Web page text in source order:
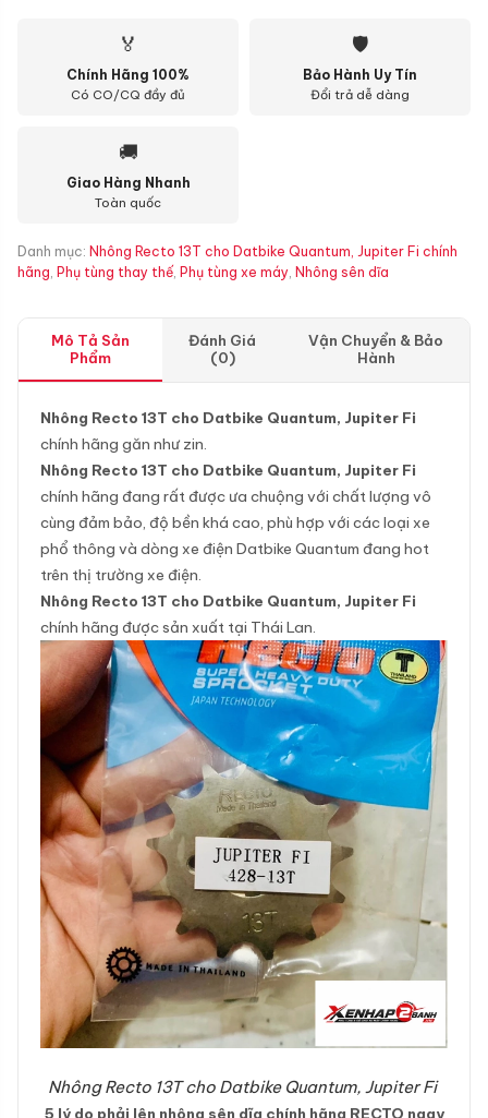
🏅
Chính Hãng 100%
Có CO/CQ đầy đủ
🛡
Bảo Hành Uy Tín
Đổi trả dễ dàng
🚚
Giao Hàng Nhanh
Toàn quốc
Danh mục: Nhông Recto 13T cho Datbike Quantum, Jupiter Fi chính
hãng, Phụ tùng thay thế, Phụ tùng xe máy, Nhông sên dĩa
Mô Tả Sản
Phẩm
Đánh Giá
(0)
Vận Chuyển & Bảo
Hành
Nhông Recto 13T cho Datbike Quantum, Jupiter Fi
chính hãng găn như zin.
Nhông Recto 13T cho Datbike Quantum, Jupiter Fi
chính hãng đang rất được ưa chuộng với chất lượng vô
cùng đảm bảo, độ bền khá cao, phù hợp với các loại xe
phổ thông và dòng xe điện Datbike Quantum đang hot
trên thị trường xe điện.
Nhông Recto 13T cho Datbike Quantum, Jupiter Fi
chính hãng được sản xuất tại Thái Lan.
Nhông Recto 13T cho Datbike Quantum, Jupiter Fi
5 lý do phải lên nhông sên dĩa chính hãng RECTO ngay